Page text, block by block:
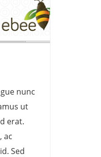
nunc
ut
erat.
ac
Sed